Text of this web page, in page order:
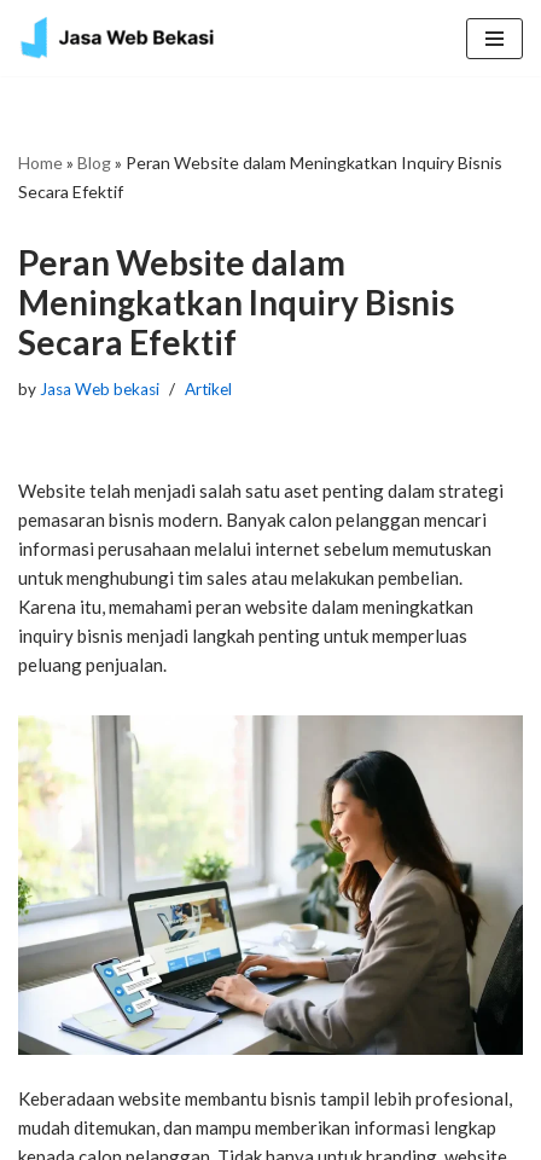
Skip
Home» Blog» Peran Website dalam Meningkatkan Inquiry Bisnis
Secara Efektif
Peran Website dalam
Meningkatkan Inquiry Bisnis
Secara Efektif
byJasa Web bekasi Artikel
Website telah menjadi salah satu aset penting dalam strategi
pemasaran bisnis modern. Banyak calon pelanggan mencari
informasi perusahaan melalui internet sebelum memutuskan
untuk menghubungi tim sales atau melakukan pembelian.
Karena itu, memahami peran website dalam meningkatkan
inquiry bisnis menjadi langkah penting untuk memperluas
peluang penjualan.
Keberadaan website membantu bisnis tampil lebih profesional,
mudah ditemukan, dan mampu memberikan informasi lengkap